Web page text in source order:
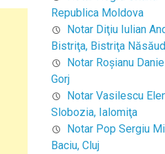
Republica Moldova
Notar Diţiu Iulian
Bistriţa, Bistriţa Năsăud
Notar Roşianu
Gorj
Notar Vasilescu
Slobozia, Ialomiţa
Notar Pop Sergiu
Baciu, Cluj